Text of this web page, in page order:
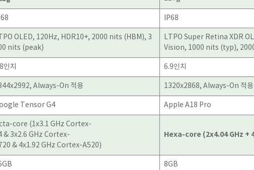
IP68
OLED, 120Hz, HDR10+, 2000 nits (HBM), 3
nits (peak)
LTPO Super Retina XDR
Vision, 1000 nits (typ),
인치 6.9인치
Always-On 적용 1320x2868, Always-On 적용
Tensor G4 Apple A18 Pro
core (1x3.1 GHz Cortex-
& 3x2.6 GHz Cortex-
& 4x1.92 GHz Cortex-A520)
Hexa-core (2x4.04 GHz +
8GB